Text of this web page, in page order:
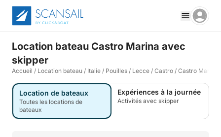
Location bateau Castro Marina avec
skipper
Accueil / Location bateau / Italie / Pouilles / Lecce / Castro / Castro Marina
Location de bateaux
Toutes les locations de
bateaux
Expériences à la journée
Activités avec skipper